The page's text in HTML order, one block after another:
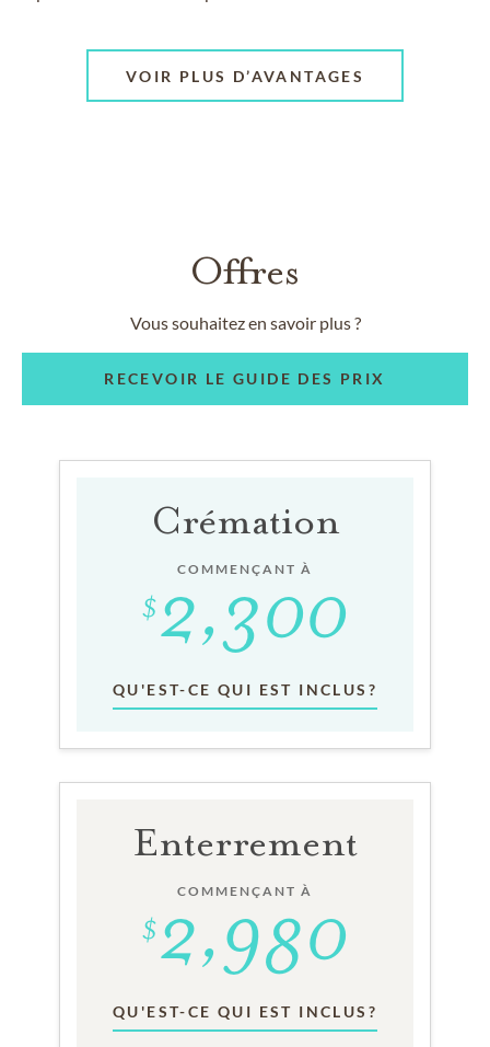
VOIR PLUS D’AVANTAGES
Offres
Vous souhaitez en savoir plus ?
RECEVOIR LE GUIDE DES PRIX
Crémation
COMMENÇANT À
QU'EST-CE QUI EST INCLUS?
Enterrement
COMMENÇANT À
QU'EST-CE QUI EST INCLUS?